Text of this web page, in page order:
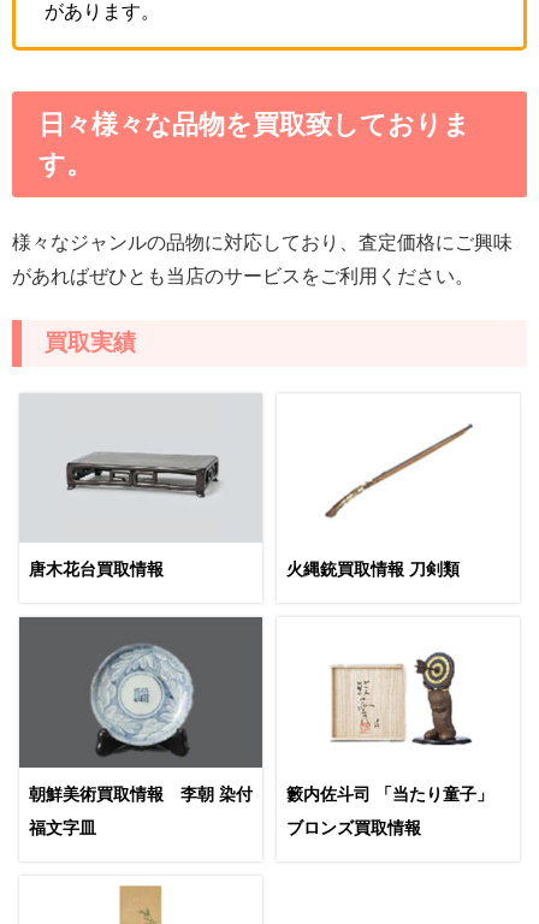
があります。
日々様々な品物を買取致しておりま
す。
様々なジャンルの品物に対応しており、査定価格にご興味
があればぜひとも当店のサービスをご利用ください。
買取実績
唐木花台買取情報 火縄銃買取情報 刀剣類
朝鮮美術買取情報 李朝 染付
福文字皿
籔内佐斗司 「当たり童子」
ブロンズ買取情報